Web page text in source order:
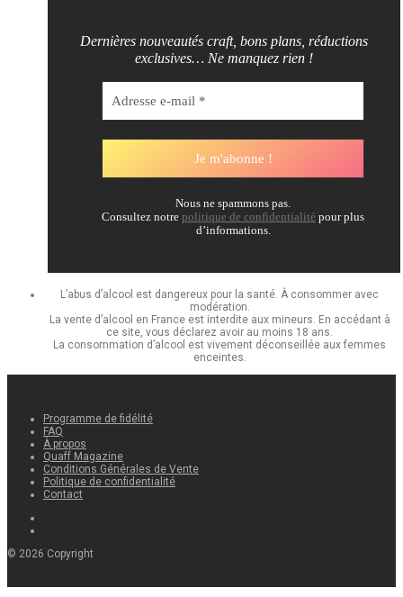
Dernières nouveautés craft, bons plans, réductions
exclusives… Ne manquez rien !
Nous ne spammons pas.
Consultez notre politique de confidentialité pour plus
d’informations.
L’abus d’alcool est dangereux pour la santé. À consommer avec
modération.
La vente d’alcool en France est interdite aux mineurs. En accédant à
ce site, vous déclarez avoir au moins 18 ans.
La consommation d’alcool est vivement déconseillée aux femmes
enceintes.
Programme de fidélité
FAQ
À propos
Quaff Magazine
Conditions Générales de Vente
Politique de confidentialité
Contact
© 2026 Copyright